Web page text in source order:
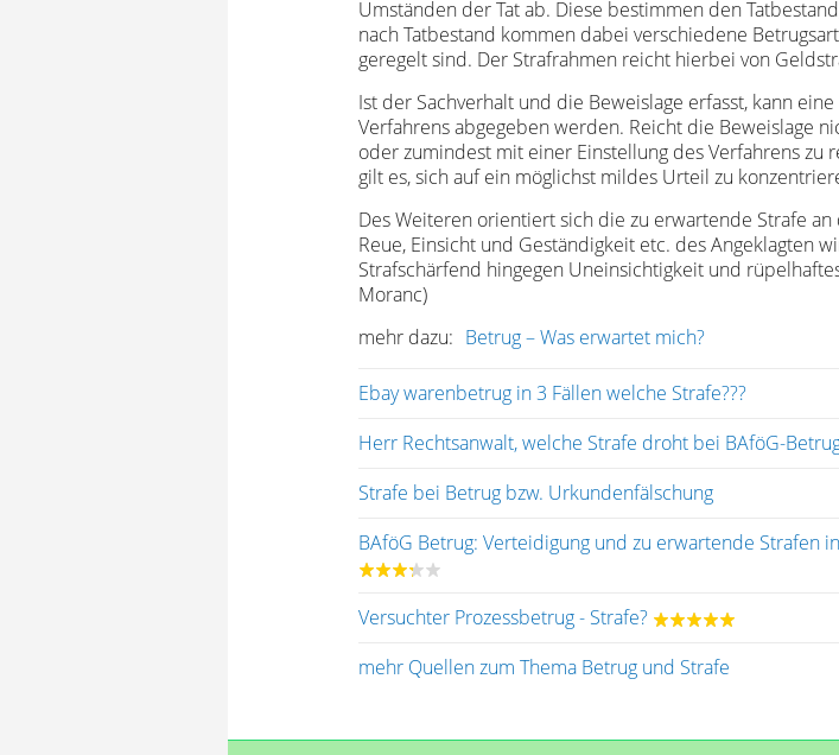
Umständen der Tat ab. Diese bestimmen den
nach Tatbestand kommen dabei verschiedene
geregelt sind. Der Strafrahmen reicht hierbei von
Ist der Sachverhalt und die Beweislage erfasst, kann
Verfahrens abgegeben werden. Reicht die Beweislage
oder zumindest mit einer Einstellung des Verfahrens zu
gilt es, sich auf ein möglichst mildes Urteil zu
Des Weiteren orientiert sich die zu erwartende Strafe
Reue, Einsicht und Geständigkeit etc. des Angeklagten
Strafschärfend hingegen Uneinsichtigkeit und
Moranc)
mehr dazu: Betrug – Was erwartet mich?
Ebay warenbetrug in 3 Fällen welche Strafe???
Herr Rechtsanwalt, welche Strafe droht bei BAföG-
Strafe bei Betrug bzw. Urkundenfälschung
BAföG Betrug: Verteidigung und zu erwartende Strafen
Versuchter Prozessbetrug - Strafe?
mehr Quellen zum Thema Betrug und Strafe